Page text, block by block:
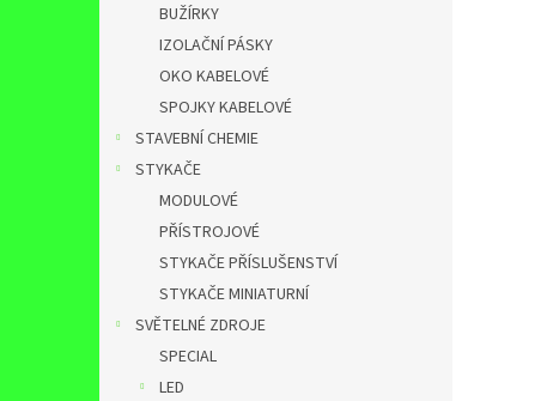
BUŽÍRKY
IZOLAČNÍ PÁSKY
OKO KABELOVÉ
SPOJKY KABELOVÉ
STAVEBNÍ CHEMIE
STYKAČE
MODULOVÉ
PŘÍSTROJOVÉ
STYKAČE PŘÍSLUŠENSTVÍ
STYKAČE MINIATURNÍ
SVĚTELNÉ ZDROJE
SPECIAL
LED